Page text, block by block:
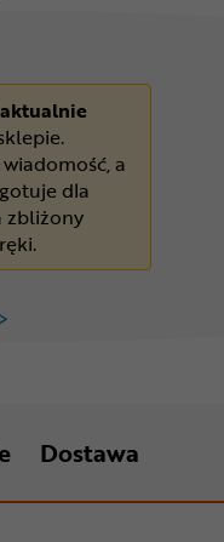
a
dla
zbliżony
Dostawa